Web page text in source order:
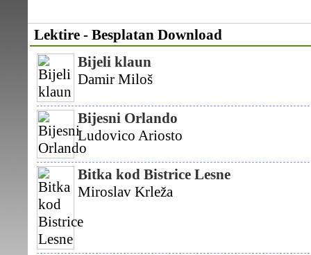
Lektire - Besplatan Download
Bijeli klaun
Damir Miloš
Bijesni Orlando
Ludovico Ariosto
Bitka kod Bistrice Lesne
Miroslav Krleža